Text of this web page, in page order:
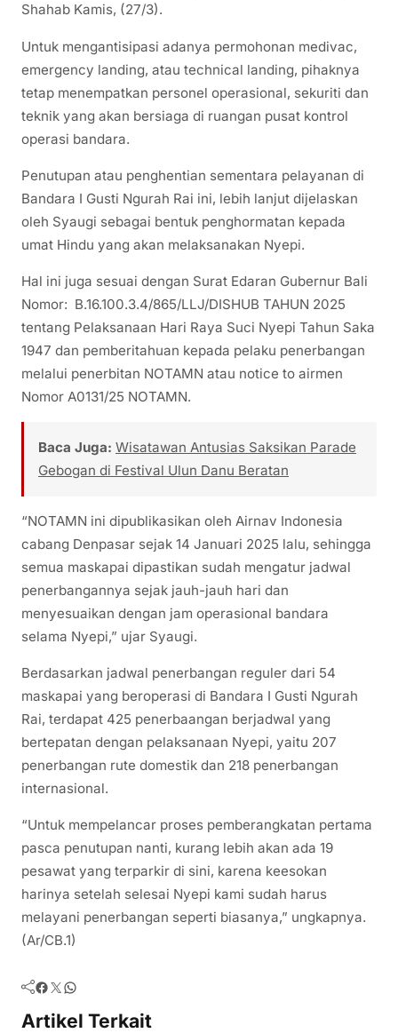
Shahab Kamis, (27/3).
Untuk mengantisipasi adanya permohonan medivac,
emergency landing, atau technical landing, pihaknya
tetap menempatkan personel operasional, sekuriti dan
teknik yang akan bersiaga di ruangan pusat kontrol
operasi bandara.
Penutupan atau penghentian sementara pelayanan di
Bandara I Gusti Ngurah Rai ini, lebih lanjut dijelaskan
oleh Syaugi sebagai bentuk penghormatan kepada
umat Hindu yang akan melaksanakan Nyepi.
Hal ini juga sesuai dengan Surat Edaran Gubernur Bali
Nomor: B.16.100.3.4/865/LLJ/DISHUB TAHUN 2025
tentang Pelaksanaan Hari Raya Suci Nyepi Tahun Saka
1947 dan pemberitahuan kepada pelaku penerbangan
melalui penerbitan NOTAMN atau notice to airmen
Nomor A0131/25 NOTAMN.
Baca Juga: Wisatawan Antusias Saksikan Parade
Gebogan di Festival Ulun Danu Beratan
“NOTAMN ini dipublikasikan oleh Airnav Indonesia
cabang Denpasar sejak 14 Januari 2025 lalu, sehingga
semua maskapai dipastikan sudah mengatur jadwal
penerbangannya sejak jauh-jauh hari dan
menyesuaikan dengan jam operasional bandara
selama Nyepi,” ujar Syaugi.
Berdasarkan jadwal penerbangan reguler dari 54
maskapai yang beroperasi di Bandara I Gusti Ngurah
Rai, terdapat 425 penerbaangan berjadwal yang
bertepatan dengan pelaksanaan Nyepi, yaitu 207
penerbangan rute domestik dan 218 penerbangan
internasional.
“Untuk mempelancar proses pemberangkatan pertama
pasca penutupan nanti, kurang lebih akan ada 19
pesawat yang terparkir di sini, karena keesokan
harinya setelah selesai Nyepi kami sudah harus
melayani penerbangan seperti biasanya,” ungkapnya.
(Ar/CB.1)
Facebook Twitter WhatsApp
Artikel Terkait